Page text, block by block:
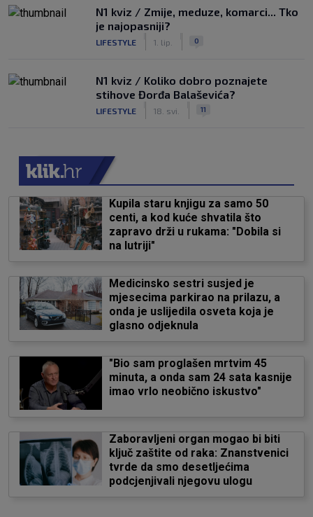
N1 kviz / Zmije, meduze, komarci... Tko
je najopasniji?
LIFESTYLE 1. lip. 0
N1 kviz / Koliko dobro poznajete
stihove Đorđa Balaševića?
LIFESTYLE 18. svi. 11
Kupila staru knjigu za samo 50
centi, a kod kuće shvatila što
zapravo drži u rukama: "Dobila si
na lutriji"
Medicinsko sestri susjed je
mjesecima parkirao na prilazu, a
onda je uslijedila osveta koja je
glasno odjeknula
"Bio sam proglašen mrtvim 45
minuta, a onda sam 24 sata kasnije
imao vrlo neobično iskustvo"
Zaboravljeni organ mogao bi biti
ključ zaštite od raka: Znanstvenici
tvrde da smo desetljećima
podcjenjivali njegovu ulogu